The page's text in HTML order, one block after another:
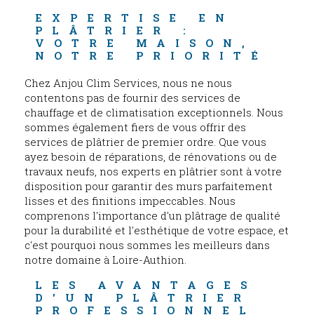
EXPERTISE EN
PLÂTRIER :
VOTRE MAISON,
NOTRE PRIORITÉ
Chez Anjou Clim Services, nous ne nous
contentons pas de fournir des services de
chauffage et de climatisation exceptionnels. Nous
sommes également fiers de vous offrir des
services de plâtrier de premier ordre. Que vous
ayez besoin de réparations, de rénovations ou de
travaux neufs, nos experts en plâtrier sont à votre
disposition pour garantir des murs parfaitement
lisses et des finitions impeccables. Nous
comprenons l'importance d'un plâtrage de qualité
pour la durabilité et l'esthétique de votre espace, et
c'est pourquoi nous sommes les meilleurs dans
notre domaine à Loire-Authion.
LES AVANTAGES
D'UN PLÂTRIER
PROFESSIONNEL